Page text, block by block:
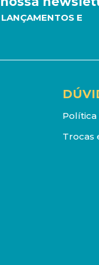
E
Política
Trocas